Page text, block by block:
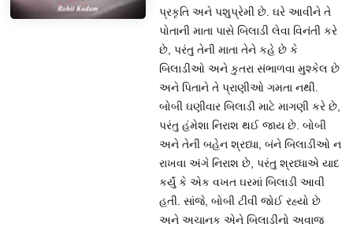
પ્રકૃતિ અને પશુપ્રેમી છે. ઘરે આવીને તે
પોતાની માતા પાસે બિલાડી લેવા વિનંતી કરે
છે, પરંતુ તેની માતા તેને કહે છે કે
બિલાડીઓ અને કુતરા સંભાળવા મુશ્કેલ છે
અને પિતાને તે પ્રાણીઓ ગમતા નથી.
બોબી ઘણીવાર બિલાડી માટે માગણી કરે છે,
પરંતુ હંમેશા નિરાશ થઈ જાય છે. બોબી
અને તેની બહેન શ્રધ્ધા, બંને બિલાડીઓ ન
રાખવા અંગે નિરાશ છે, પરંતુ શ્રધ્ધાએ યાદ
કર્યું કે એક વખત ઘરમાં બિલાડી આવી
હતી. સાંજે, બોબી ટીવી જોઈ રહ્યો છે
અને અચાનક એને બિલાડીનો અવાજ